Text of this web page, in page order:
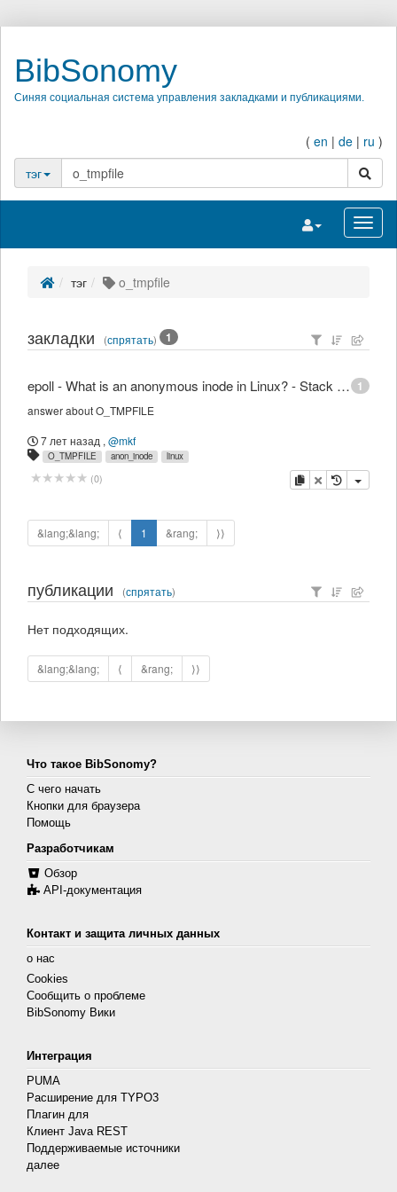
BibSonomy
Синяя социальная система управления закладками и публикациями.
( en | de | ru )
тэг
поиск
Переключить
тэг o_tmpfile
закладки (спрятать) 1
1
epoll - What is an anonymous inode in Linux? - Stack Overflow
answer about O_TMPFILE
7 лет назад , @mkf
O_TMPFILE anon_inode linux
(0) копировать
удалить
&lang;&lang; ⟨ 1 &rang; ⟩⟩
публикации (спрятать)
Нет подходящих.
&lang;&lang; ⟨ &rang; ⟩⟩
Что такое BibSonomy?
С чего начать
Кнопки для браузера
Помощь
Разработчикам
Обзор
API-документация
Контакт и защита личных данных
о нас
Cookies
Сообщить о проблеме
BibSonomy Вики
Интеграция
PUMA
Расширение для TYPO3
Плагин для
Клиент Java REST
Поддерживаемые источники
далее